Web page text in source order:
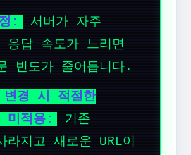
:
서버가 자주
응답 속도가 느리면
빈도가 줄어듭니다.
변경 시 적절한
미적용:
기존
라지고 새로운 URL이